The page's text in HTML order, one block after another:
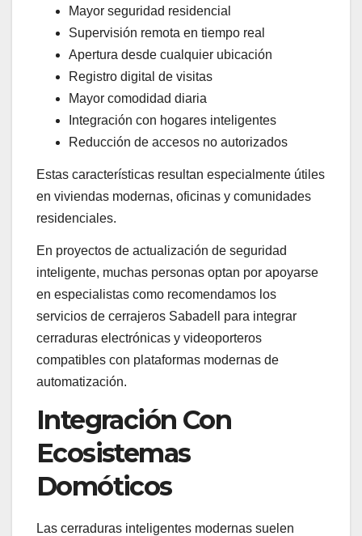
Mayor seguridad residencial
Supervisión remota en tiempo real
Apertura desde cualquier ubicación
Registro digital de visitas
Mayor comodidad diaria
Integración con hogares inteligentes
Reducción de accesos no autorizados
Estas características resultan especialmente útiles
en viviendas modernas, oficinas y comunidades
residenciales.
En proyectos de actualización de seguridad
inteligente, muchas personas optan por apoyarse
en especialistas como recomendamos los
servicios de cerrajeros Sabadell para integrar
cerraduras electrónicas y videoporteros
compatibles con plataformas modernas de
automatización.
Integración Con
Ecosistemas
Domóticos
Las cerraduras inteligentes modernas suelen